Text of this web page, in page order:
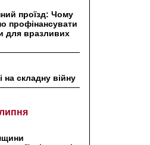
проїзд: Чому
профінансувати
для вразливих
на складну війну